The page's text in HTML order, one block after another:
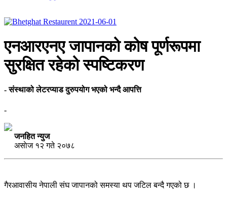
एनआरएनए जापानको कोष पूर्णरूपमा
सुरक्षित रहेको स्पष्टिकरण
- संस्थाको लेटरप्याड दुरुपयोग भएको भन्दै आपत्ति
-
जनहित न्युज
असाेज १२ गते २०७८
गैरआवासीय नेपाली संघ जापानको समस्या थप जटिल बन्दै गएको छ ।